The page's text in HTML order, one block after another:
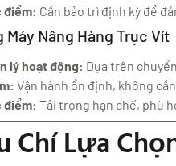
điểm: Cần bảo trì định kỳ để
Máy Nâng Hàng Trục Vít
lý hoạt động: Dựa trên
Vận hành ổn định, không
điểm: Tải trọng hạn chế, phù
Chí Lựa